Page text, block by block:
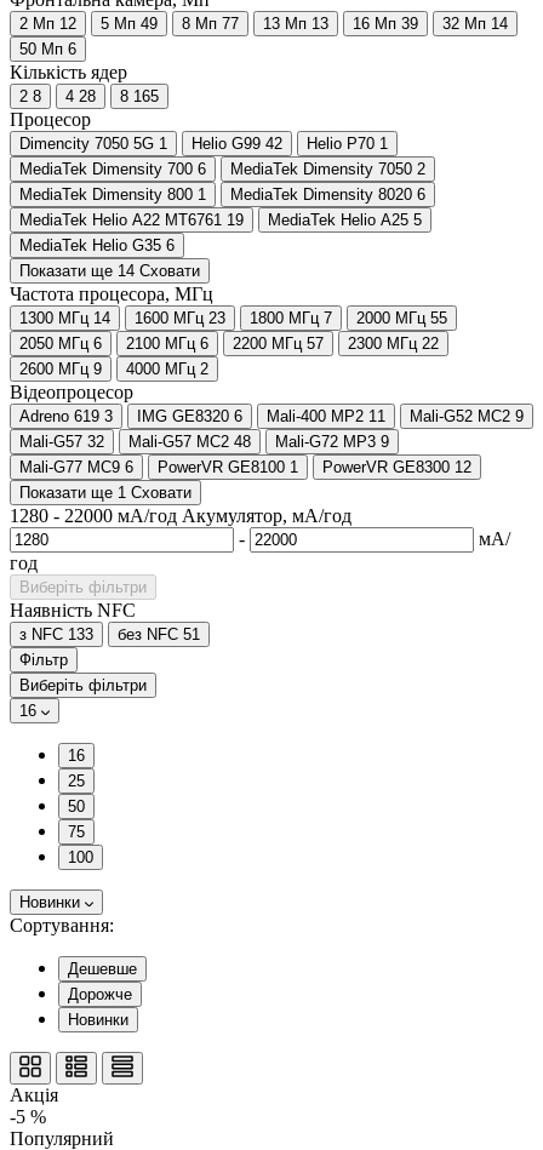
2 Мп 12 5 Мп 49 8 Мп 77 13 Мп 13 16 Мп 39 32 Мп 14
50 Мп 6
Кількість ядер
2 8 4 28 8 165
Процесор
Dimencity 7050 5G 1 Helio G99 42 Helio P70 1
MediaTek Dimensity 700 6 MediaTek Dimensity 7050 2
MediaTek Dimensity 800 1 MediaTek Dimensity 8020 6
MediaTek Helio A22 MT6761 19 MediaTek Helio A25 5
MediaTek Helio G35 6
Показати ще 14 Сховати
Частота процесора, МГц
1300 МГц 14 1600 МГц 23 1800 МГц 7 2000 МГц 55
2050 МГц 6 2100 МГц 6 2200 МГц 57 2300 МГц 22
2600 МГц 9 4000 МГц 2
Відеопроцесор
Adreno 619 3 IMG GE8320 6 Mali-400 MP2 11 Mali-G52 MC2 9
Mali-G57 32 Mali-G57 MC2 48 Mali-G72 MP3 9
Mali-G77 MC9 6 PowerVR GE8100 1 PowerVR GE8300 12
Показати ще 1 Сховати
1280 - 22000 мА/год Акумулятор, мА/год
-
мА/
год
Виберіть фільтри
Наявність NFC
з NFC 133 без NFC 51
Фільтр
Виберіть фільтри
16
16
25
50
75
100
Новинки
Сортування:
Дешевше
Дорожче
Новинки
Акція
-5 %
Популярний